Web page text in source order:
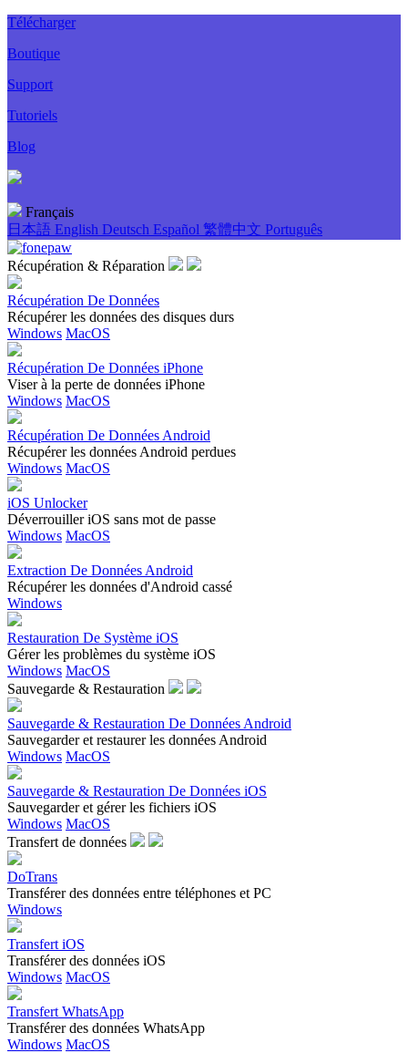
Télécharger
Boutique
Support
Tutoriels
Blog
Français
日本語 English Deutsch Español 繁體中文 Português
Récupération & Réparation
Récupération De Données
Récupérer les données des disques durs
Windows MacOS
Récupération De Données iPhone
Viser à la perte de données iPhone
Windows MacOS
Récupération De Données Android
Récupérer les données Android perdues
Windows MacOS
iOS Unlocker
Déverrouiller iOS sans mot de passe
Windows MacOS
Extraction De Données Android
Récupérer les données d'Android cassé
Windows
Restauration De Système iOS
Gérer les problèmes du système iOS
Windows MacOS
Sauvegarde & Restauration
Sauvegarde & Restauration De Données Android
Sauvegarder et restaurer les données Android
Windows MacOS
Sauvegarde & Restauration De Données iOS
Sauvegarder et gérer les fichiers iOS
Windows MacOS
Transfert de données
DoTrans
Transférer des données entre téléphones et PC
Windows
Transfert iOS
Transférer des données iOS
Windows MacOS
Transfert WhatsApp
Transférer des données WhatsApp
Windows MacOS